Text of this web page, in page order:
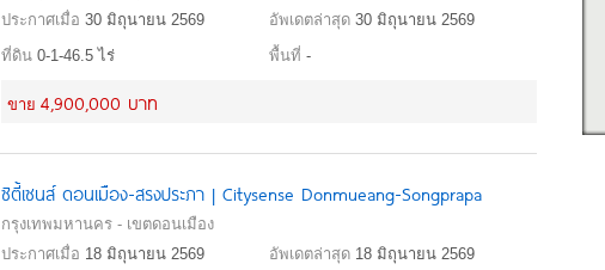
ประกาศเมื่อ 30 มิถุนายน 2569 อัพเดตล่าสุด 30 มิถุนายน 2569
ที่ดิน 0-1-46.5 ไร่ พื้นที่ -
ขาย 4,900,000 บาท
ซิตี้เซนส์ ดอนเมือง-สรงประภา | Citysense Donmueang-Songprapa
กรุงเทพมหานคร - เขตดอนเมือง
ประกาศเมื่อ 18 มิถุนายน 2569 อัพเดตล่าสุด 18 มิถุนายน 2569